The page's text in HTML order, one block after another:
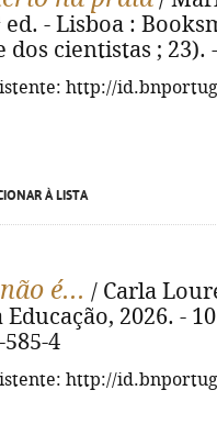
ed. - Lisboa :
dos cientistas ; 23).
http://
À LISTA
é... / Carla
Educação, 2026. -
585-4
http://